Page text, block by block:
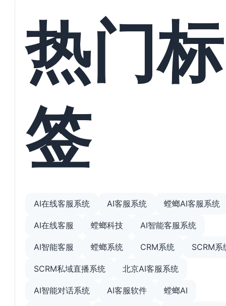
热门标
签
AI在线客服系统 AI客服系统 螳螂AI客服系统
AI在线客服 螳螂科技 AI智能客服系统
AI智能客服 螳螂系统 CRM系统 SCRM系
SCRM私域直播系统 北京AI客服系统
AI智能对话系统 AI客服软件 螳螂AI